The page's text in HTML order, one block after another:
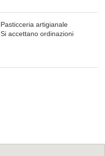
Pasticceria artigianale
Si accettano ordinazioni